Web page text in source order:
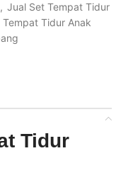
, Jual Set Tempat Tidur
Tempat Tidur Anak
Tidur